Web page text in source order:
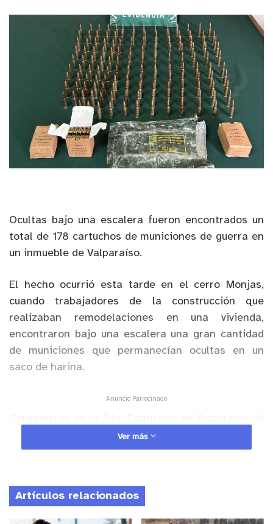
Ocultas bajo una escalera fueron encontrados un
total de 178 cartuchos de municiones de guerra en
un inmueble de Valparaíso.
El hecho ocurrió esta tarde en el cerro Monjas,
cuando trabajadores de la construcción que
realizaban remodelaciones en una vivienda,
encontraron bajo una escalera una gran cantidad
de municiones que permanecían ocultas en un
saco de harina.
Anuncio Patrocinado
llegar al lugar, constataron que se trataba
efectivamente de munición de guerra marca
Las municiones fueron remitidas al Laboratorio de
Criminalística de Carabineros (Labocar)
Ver más
Artículos relacionados